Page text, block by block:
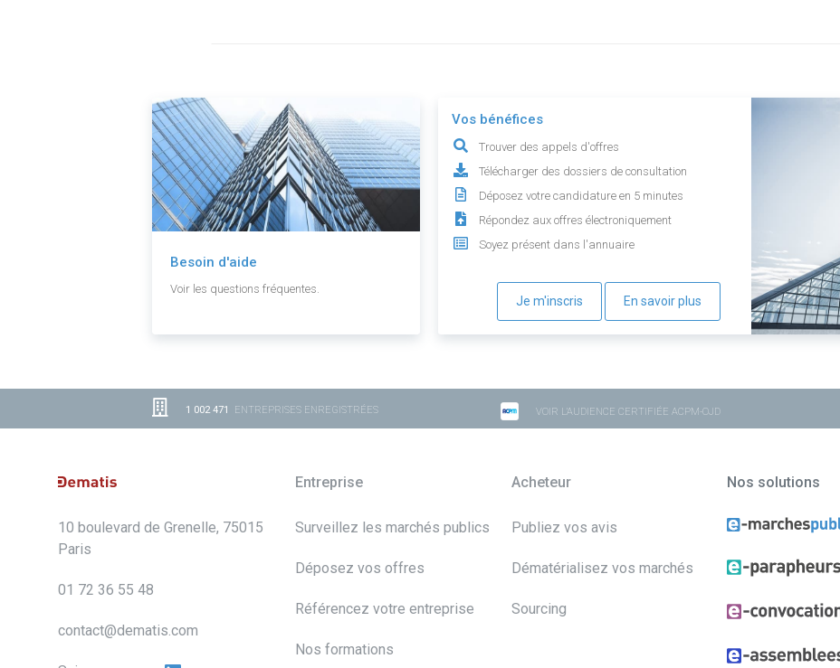
Besoin d'aide
Voir les questions fréquentes.
Vos bénéfices
Trouver des appels d'offres
Télécharger des dossiers de consultation
Déposez votre candidature en 5 minutes
Répondez aux offres électroniquement
Soyez présent dans l'annuaire
Je m'inscris En savoir plus
1 002 471 ENTREPRISES ENREGISTRÉES VOIR L'AUDIENCE CERTIFIÉE ACPM-OJD
10 boulevard de Grenelle, 75015
Paris
01 72 36 55 48
contact@dematis.com
Entreprise
Surveillez les marchés publics
Déposez vos offres
Référencez votre entreprise
Nos formations
Acheteur
Publiez vos avis
Dématérialisez vos marchés
Sourcing
Nos solutions